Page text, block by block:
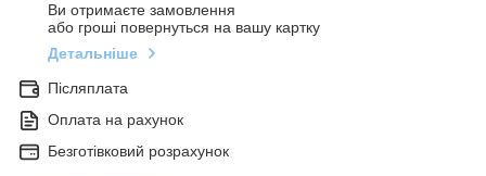
Ви отримаєте замовлення
або гроші повернуться на вашу картку
Детальніше
Післяплата
Оплата на рахунок
Безготівковий розрахунок